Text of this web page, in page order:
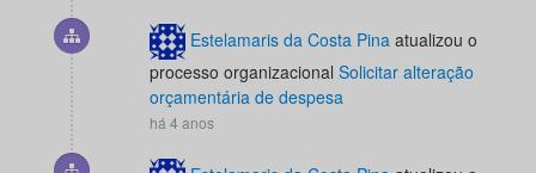
Estelamaris da Costa Pina atualizou o
processo organizacional Solicitar alteração
orçamentária de despesa
há 4 anos